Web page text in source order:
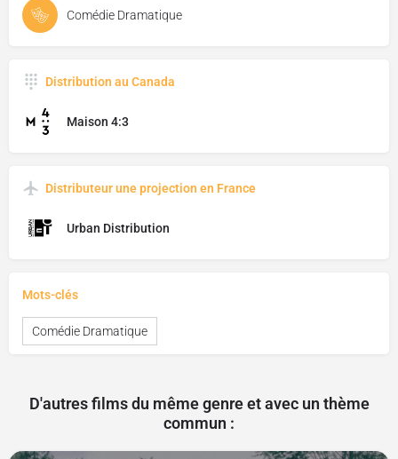
Comédie Dramatique
Distribution au Canada
Maison 4:3
Distributeur une projection en France
Urban Distribution
Mots-clés
Comédie Dramatique
D'autres films du même genre et avec un thème
commun :